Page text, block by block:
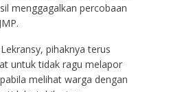
menggagalkan percobaan
pihaknya terus
untuk tidak ragu melapor
melihat warga dengan